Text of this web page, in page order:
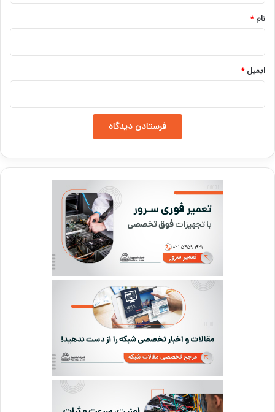
نام *
ایمیل *